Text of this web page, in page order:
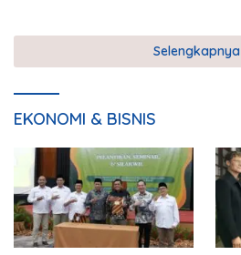
Selengkapnya
EKONOMI & BISNIS